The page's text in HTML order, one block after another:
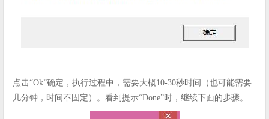
点击“Ok”确定，执行过程中，需要大概10-30秒时间（也可能需要
几分钟，时间不固定）。看到提示“Done”时，继续下面的步骤。